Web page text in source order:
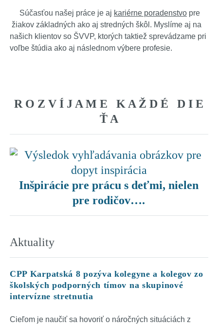
Súčasťou našej práce je aj kariérne poradenstvo pre
žiakov základných ako aj stredných škôl. Myslíme aj na
našich klientov so ŠVVP, ktorých taktiež sprevádzame pri
voľbe štúdia ako aj následnom výbere profesie.
R O Z V Í J A M E K A Ž D É D I E
Ť A
Inšpirácie pre prácu s deťmi, nielen
pre rodičov….
Aktuality
CPP Karpatská 8 pozýva kolegyne a kolegov zo
školských podporných tímov na skupinové
intervízne stretnutia
Cieľom je naučiť sa hovoriť o náročných situáciách z